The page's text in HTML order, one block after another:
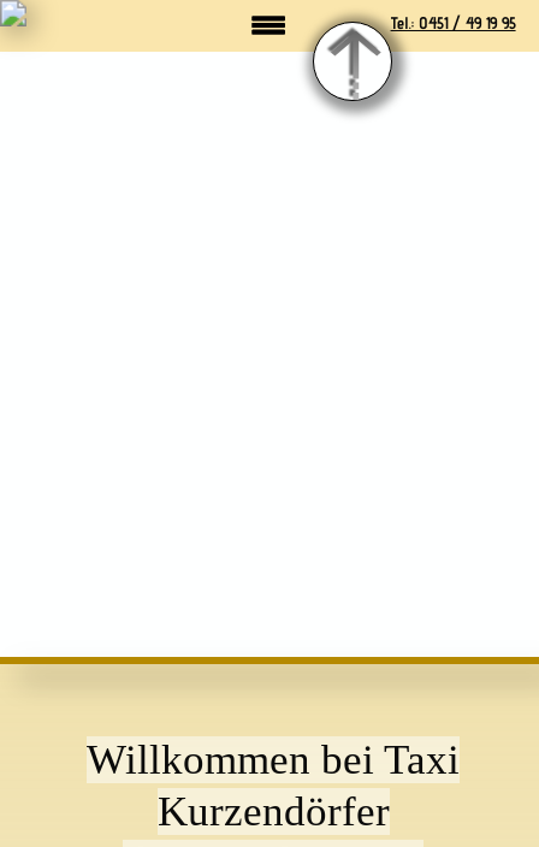
Tel.: 0451 / 49 19 95
Taxi-Service und
Ob Sie eine schnelle Taxifahrt benötigen,
einen Flughafentransfer buchen möchten
oder eine Kranken- bzw. Rehafahrt geplant
Taxi Kurzendörfer bietet Ihnen den
perfekten Personentransport zu fairen